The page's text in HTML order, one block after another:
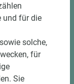
und für die
solche,
für
Sie